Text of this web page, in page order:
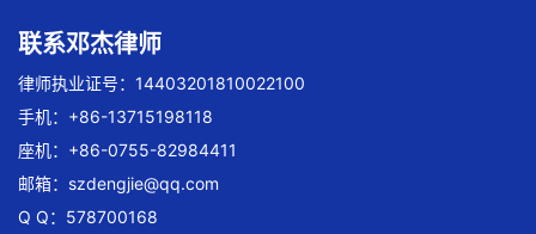
联系邓杰律师
律师执业证号：14403201810022100
手机：+86-13715198118
座机：+86-0755-82984411
邮箱： szdengjie@qq.com
Q Q：578700168